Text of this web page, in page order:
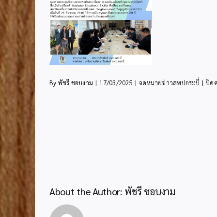
By พัชรี ชอบงาม | 17/03/2025 | จดหมายข่าวสพปกระบี่ | ปิด
About the Author: พัชรี ชอบงาม